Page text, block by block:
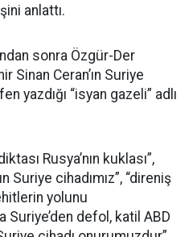
anlattı.
sonra Özgür-Der
Sinan Ceran’ın Suriye
yazdığı “isyan gazeli” adlı
Rusya’nın kuklası”,
Suriye cihadımız”, “direniş
yolunu
Suriye’den defol, katil ABD